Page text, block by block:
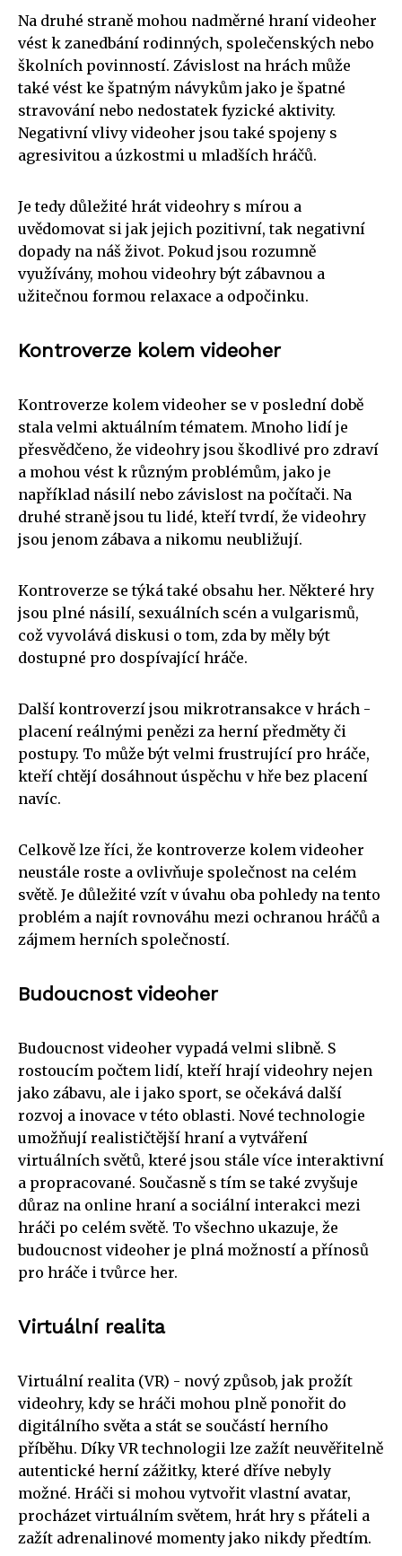
Na druhé straně mohou nadměrné hraní videoher
vést k zanedbání rodinných, společenských nebo
školních povinností. Závislost na hrách může
také vést ke špatným návykům jako je špatné
stravování nebo nedostatek fyzické aktivity.
Negativní vlivy videoher jsou také spojeny s
agresivitou a úzkostmi u mladších hráčů.
Je tedy důležité hrát videohry s mírou a
uvědomovat si jak jejich pozitivní, tak negativní
dopady na náš život. Pokud jsou rozumně
využívány, mohou videohry být zábavnou a
užitečnou formou relaxace a odpočinku.
Kontroverze kolem videoher
Kontroverze kolem videoher se v poslední době
stala velmi aktuálním tématem. Mnoho lidí je
přesvědčeno, že videohry jsou škodlivé pro zdraví
a mohou vést k různým problémům, jako je
například násilí nebo závislost na počítači. Na
druhé straně jsou tu lidé, kteří tvrdí, že videohry
jsou jenom zábava a nikomu neubližují.
Kontroverze se týká také obsahu her. Některé hry
jsou plné násilí, sexuálních scén a vulgarismů,
což vyvolává diskusi o tom, zda by měly být
dostupné pro dospívající hráče.
Další kontroverzí jsou mikrotransakce v hrách -
placení reálnými penězi za herní předměty či
postupy. To může být velmi frustrující pro hráče,
kteří chtějí dosáhnout úspěchu v hře bez placení
navíc.
Celkově lze říci, že kontroverze kolem videoher
neustále roste a ovlivňuje společnost na celém
světě. Je důležité vzít v úvahu oba pohledy na tento
problém a najít rovnováhu mezi ochranou hráčů a
zájmem herních společností.
Budoucnost videoher
Budoucnost videoher vypadá velmi slibně. S
rostoucím počtem lidí, kteří hrají videohry nejen
jako zábavu, ale i jako sport, se očekává další
rozvoj a inovace v této oblasti. Nové technologie
umožňují realističtější hraní a vytváření
virtuálních světů, které jsou stále více interaktivní
a propracované. Současně s tím se také zvyšuje
důraz na online hraní a sociální interakci mezi
hráči po celém světě. To všechno ukazuje, že
budoucnost videoher je plná možností a přínosů
pro hráče i tvůrce her.
Virtuální realita
Virtuální realita (VR) - nový způsob, jak prožít
videohry, kdy se hráči mohou plně ponořit do
digitálního světa a stát se součástí herního
příběhu. Díky VR technologii lze zažít neuvěřitelně
autentické herní zážitky, které dříve nebyly
možné. Hráči si mohou vytvořit vlastní avatar,
procházet virtuálním světem, hrát hry s přáteli a
zažít adrenalinové momenty jako nikdy předtím.